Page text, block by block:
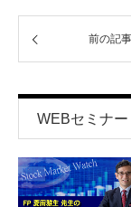
前の記事
WEBセミナ